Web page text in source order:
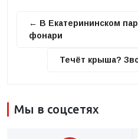
← В Екатерининском
фонари
Течёт крыша?
Мы в соцсетях